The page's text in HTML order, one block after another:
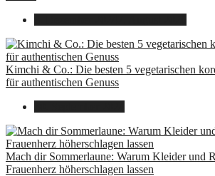
Kimchi & Co.: Die besten 5 vegetarischen
für authentischen Genuss
Mach dir Sommerlaune: Warum Kleider und
Frauenherz höherschlagen lassen